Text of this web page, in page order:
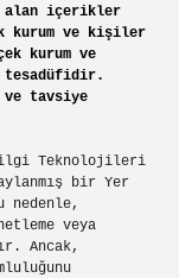
alan içerikler
kurum ve kişiler
kurum ve
tesadüfidir.
tavsiye
Bilgi Teknolojileri
bir Yer
nedenle,
veya
Ancak,